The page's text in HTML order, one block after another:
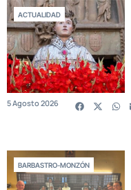
ACTUALIDAD
5 Agosto 2026
BARBASTRO-MONZÓN